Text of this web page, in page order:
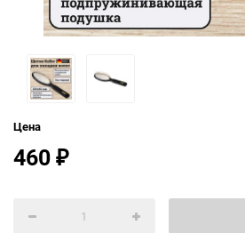
Цена
460 ₽